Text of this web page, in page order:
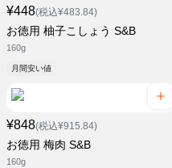
¥448(税込¥483.84)
お徳用 柚子こしょう S&B
160g
月間安い値
¥848(税込¥915.84)
お徳用 梅肉 S&B
160g